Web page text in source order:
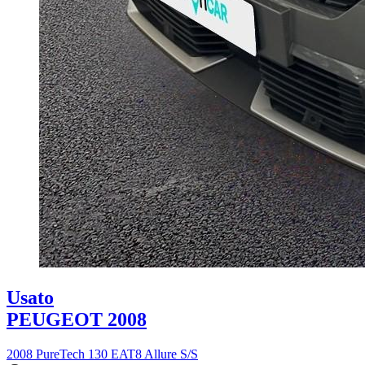
Usato
PEUGEOT 2008
2008 PureTech 130 EAT8 Allure S/S